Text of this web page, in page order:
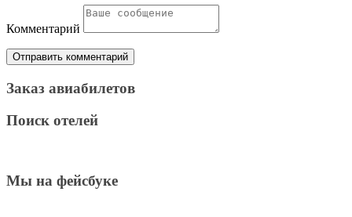
Комментарий
Заказ авиабилетов
Поиск отелей
Мы на фейсбуке